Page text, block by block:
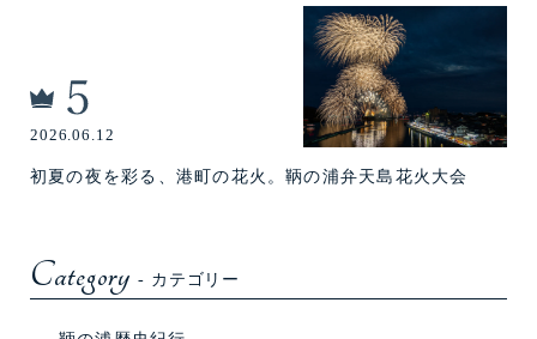
2026.06.12
初夏の夜を彩る、港町の花火。鞆の浦弁天島花火大会
Category - カテゴリー